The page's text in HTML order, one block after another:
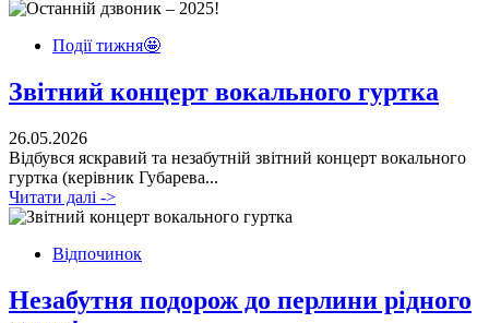
Події тижня🤩
Звітний концерт вокального гуртка
26.05.2026
Відбувся яскравий та незабутній звітний концерт вокального
гуртка (керівник Губарева...
Читати далі ->
Відпочинок
Незабутня подорож до перлини рідного